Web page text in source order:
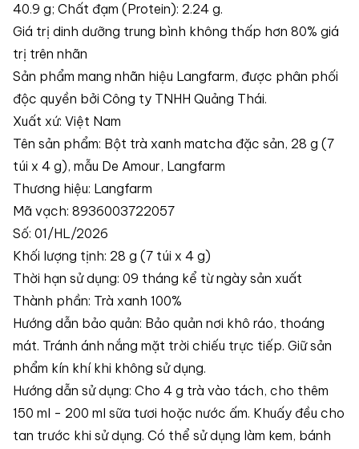
40.9 g; Chất đạm (Protein): 2.24 g.
Giá trị dinh dưỡng trung bình không thấp hơn 80% giá
trị trên nhãn
Sản phẩm mang nhãn hiệu Langfarm, được phân phối
độc quyền bởi Công ty TNHH Quảng Thái.
Xuất xứ: Việt Nam
Tên sản phẩm: Bột trà xanh matcha đặc sản, 28 g (7
túi x 4 g), mẫu De Amour, Langfarm
Thương hiệu: Langfarm
Mã vạch: 8936003722057
Số: 01/HL/2026
Khối lượng tịnh: 28 g (7 túi x 4 g)
Thời hạn sử dụng: 09 tháng kể từ ngày sản xuất
Thành phần: Trà xanh 100%
Hướng dẫn bảo quản: Bảo quản nơi khô ráo, thoáng
mát. Tránh ánh nắng mặt trời chiếu trực tiếp. Giữ sản
phẩm kín khí khi không sử dụng.
Hướng dẫn sử dụng: Cho 4 g trà vào tách, cho thêm
150 ml - 200 ml sữa tươi hoặc nước ấm. Khuấy đều cho
tan trước khi sử dụng. Có thể sử dụng làm kem, bánh